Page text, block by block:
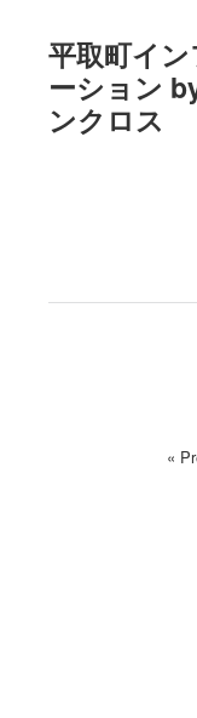
平取町イン
ーション
ンクロス
«